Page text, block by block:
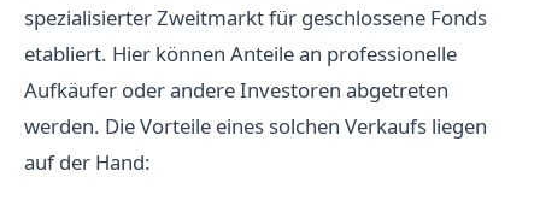
spezialisierter Zweitmarkt für geschlossene Fonds
etabliert. Hier können Anteile an professionelle
Aufkäufer oder andere Investoren abgetreten
werden. Die Vorteile eines solchen Verkaufs liegen
auf der Hand: